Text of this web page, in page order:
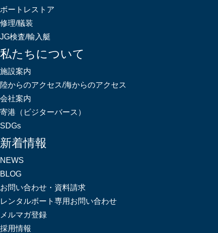
ボートレストア
修理/艤装
JG検査/輸入艇
私たちについて
施設案内
陸からのアクセス/海からのアクセス
会社案内
寄港（ビジターバース）
SDGs
新着情報
NEWS
BLOG
お問い合わせ・資料請求
レンタルボート専用お問い合わせ
メルマガ登録
採用情報